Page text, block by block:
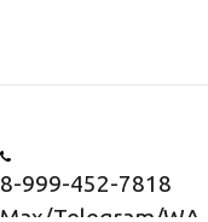
8-999-452-7818